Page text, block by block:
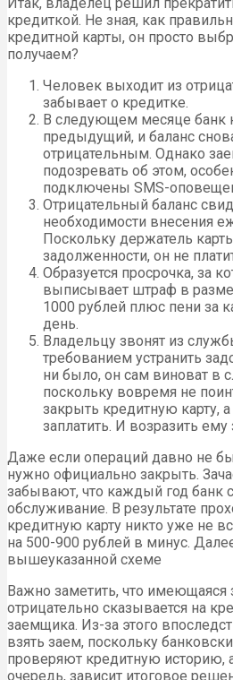
кредиткой. Не зная, как
кредитной карты, он просто
получаем?
Человек выходит из
забывает о кредитке.
В следующем месяце банк
предыдущий, и баланс
отрицательным. Однако
подозревать об этом,
подключены SMS-
Отрицательный баланс
необходимости внесения
Поскольку держатель
задолженности, он не
Образуется просрочка, за
выписывает штраф в
1000 рублей плюс пени за
день.
Владельцу звонят из
требованием устранить
ни было, он сам виноват в
поскольку вовремя не
закрыть кредитную карту,
заплатить. И возразить ему
Даже если операций давно не
нужно официально закрыть.
забывают, что каждый год банк
обслуживание. В результате
кредитную карту никто уже не
на 500-900 рублей в минус.
вышеуказанной схеме
Важно заметить, что имеющаяся
отрицательно сказывается на
заемщика. Из-за этого
взять заем, поскольку
проверяют кредитную историю,
очередь, зависит итоговое